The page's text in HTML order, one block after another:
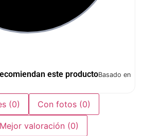
este productoBasado en
(0) Con fotos (0)
Mejor valoración (0)